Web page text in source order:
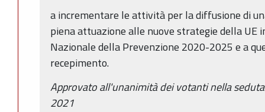
a incrementare le attività per la diffusione di
piena attuazione alle nuove strategie della UE
Nazionale della Prevenzione 2020-2025 e a
recepimento.
Approvato all'unanimità dei votanti nella
2021